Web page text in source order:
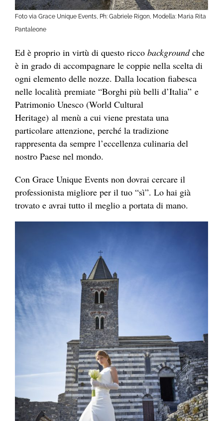
Foto via Grace Unique Events, Ph: Gabriele Rigon, Modella: Maria Rita
Pantaleone
Ed è proprio in virtù di questo ricco backgroundche
è in grado di accompagnare le coppie nella scelta di
ogni elemento delle nozze. Dalla location fiabesca
nelle località premiate “Borghi più belli d’Italia” e
Patrimonio Unesco (World Cultural
Heritage) al menù a cui viene prestata una
particolare attenzione, perché la tradizione
rappresenta da sempre l’eccellenza culinaria del
nostro Paese nel mondo.
Con Grace Unique Events non dovrai cercare il
professionista migliore per il tuo “sì”. Lo hai già
trovato e avrai tutto il meglio a portata di mano.